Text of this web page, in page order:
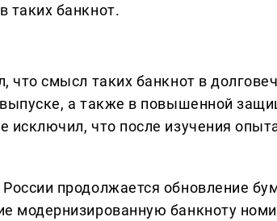
таких банкнот.
что смысл таких банкнот в
а также в повышенной
исключил, что после изучения
продолжается обновление
модернизированную банкноту